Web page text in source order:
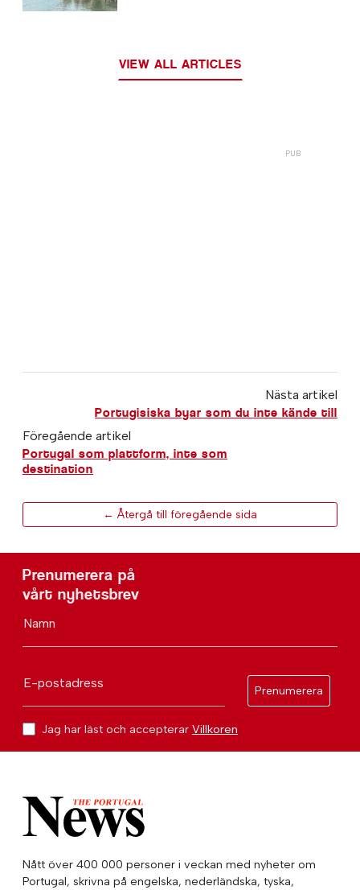
VIEW ALL ARTICLES
Nästa artikel
Portugisiska byar som du inte kände till
Föregående artikel
Portugal som plattform, inte som
destination
← Återgå till föregående sida
Prenumerera på
vårt nyhetsbrev
Namn
E-postadress
Prenumerera
Jag har läst och accepterar Villkoren
Nått över 400 000 personer i veckan med nyheter om
Portugal, skrivna på engelska, nederländska, tyska,